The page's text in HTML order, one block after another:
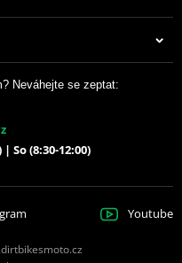
Neváhejte se zeptat:
| So (8:30-12:00)
Youtube